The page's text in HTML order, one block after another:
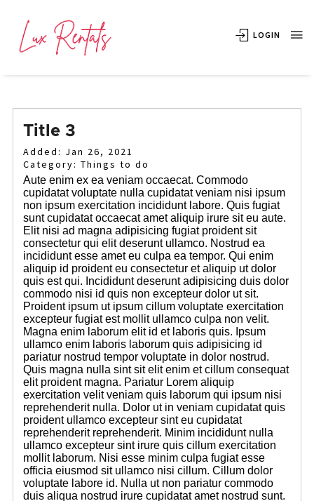
LOGIN
Title 3
Added: Jan 26, 2021
Category: Things to do
Aute enim ex ea veniam occaecat. Commodo
cupidatat voluptate nulla cupidatat veniam nisi ipsum
non ipsum exercitation incididunt labore. Quis fugiat
sunt cupidatat occaecat amet aliquip irure sit eu aute.
Elit nisi ad magna adipisicing fugiat proident sit
consectetur qui elit deserunt ullamco. Nostrud ea
incididunt esse amet eu culpa ea tempor. Qui enim
aliquip id proident eu consectetur et aliquip ut dolor
quis est qui. Incididunt deserunt adipisicing duis dolor
commodo nisi id quis non excepteur dolor ut sit.
Proident ipsum ut ipsum cillum voluptate exercitation
excepteur fugiat est mollit ullamco culpa non velit.
Magna enim laborum elit id et laboris quis. Ipsum
ullamco enim laboris laborum quis adipisicing id
pariatur nostrud tempor voluptate in dolor nostrud.
Quis magna nulla sint sit elit enim et cillum consequat
elit proident magna. Pariatur Lorem aliquip
exercitation velit veniam quis laborum qui ipsum nisi
reprehenderit nulla. Dolor ut in veniam cupidatat quis
proident ullamco excepteur sint eu cupidatat
reprehenderit reprehenderit. Minim incididunt nulla
ullamco excepteur sint irure quis cillum exercitation
mollit laborum. Nisi esse minim culpa fugiat esse
officia eiusmod sit ullamco nisi cillum. Cillum dolor
voluptate labore id. Nulla ut non pariatur commodo
duis aliqua nostrud irure cupidatat amet nostrud sunt.